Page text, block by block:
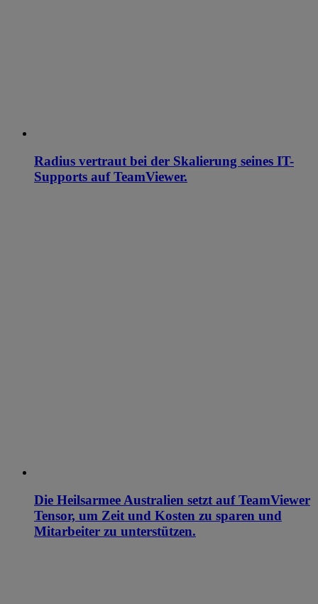
Radius vertraut bei der Skalierung seines IT-
Supports auf TeamViewer.
Die Heilsarmee Australien setzt auf TeamViewer
Tensor, um Zeit und Kosten zu sparen und
Mitarbeiter zu unterstützen.